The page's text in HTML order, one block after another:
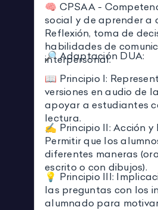
🧠 CPSAA -
social y de aprender a
Reflexión, toma de
habilidades de
interpersonal.
🔎 Adaptación DUA:
📖 Principio I:
versiones en audio de
apoyar a estudiantes
lectura.
✍️ Principio II: Acción y
Permitir que los
diferentes maneras
escrito o con dibujos).
💡 Principio III:
las preguntas con los
alumnado para